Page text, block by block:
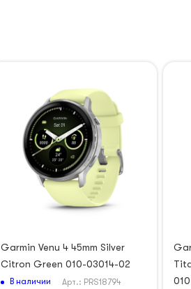
Garmin Venu 4 45mm Silver
Citron Green 010-03014-02
В наличии Арт.: PRS18794